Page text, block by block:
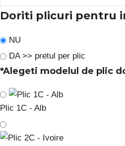
Doriti plicuri pentru
NU
DA >> pretul per plic
*Alegeti modelul de plic
Plic 1C - Alb